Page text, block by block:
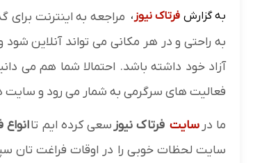
به گزارش فرتاک نیوز ، مراجعه به اینترنت
به راحتی و در هر مکانی می تواند آنلاین
آزاد خود داشته باشد. احتمالا شما هم می
فعالیت های سرگرمی به شمار می رود و سایت
ما در سایت فرتاک نیوزسعی کرده ایم تاانواع
سایت لحظات خوبی را در اوقات فراغت تان